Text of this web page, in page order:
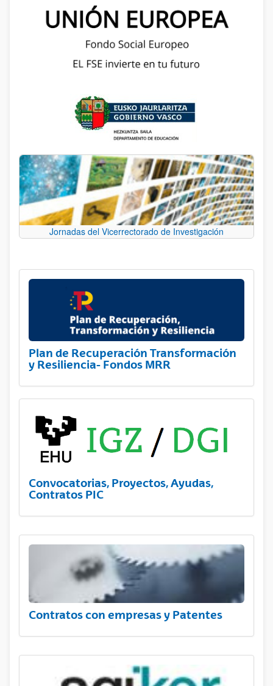
Jornadas del Vicerrectorado de Investigación
Plan de Recuperación Transformación
y Resiliencia- Fondos MRR
Convocatorias, Proyectos, Ayudas,
Contratos PIC
Contratos con empresas y Patentes